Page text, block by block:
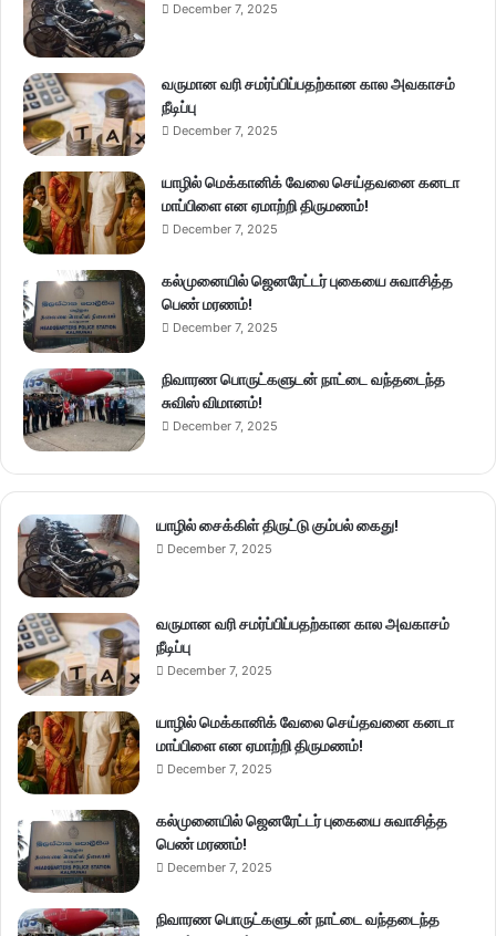
December 7, 2025
வருமான வரி சமர்ப்பிப்பதற்கான கால அவகாசம்
நீடிப்பு
December 7, 2025
யாழில் மெக்கானிக் வேலை செய்தவனை கனடா
மாப்பிளை என ஏமாற்றி திருமணம்!
December 7, 2025
கல்முனையில் ஜெனரேட்டர் புகையை சுவாசித்த
பெண் மரணம்!
December 7, 2025
நிவாரண பொருட்களுடன் நாட்டை வந்தடைந்த
சுவிஸ் விமானம்!
December 7, 2025
யாழில் சைக்கிள் திருட்டு கும்பல் கைது!
December 7, 2025
வருமான வரி சமர்ப்பிப்பதற்கான கால அவகாசம்
நீடிப்பு
December 7, 2025
யாழில் மெக்கானிக் வேலை செய்தவனை கனடா
மாப்பிளை என ஏமாற்றி திருமணம்!
December 7, 2025
கல்முனையில் ஜெனரேட்டர் புகையை சுவாசித்த
பெண் மரணம்!
December 7, 2025
நிவாரண பொருட்களுடன் நாட்டை வந்தடைந்த